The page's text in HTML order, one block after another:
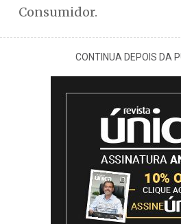
Consumidor.
CONTINUA DEPOIS DA